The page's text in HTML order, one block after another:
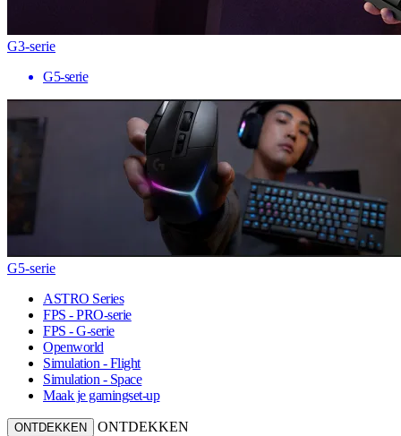
G3-serie
G5-serie
G5-serie
ASTRO Series
FPS - PRO-serie
FPS - G-serie
Openworld
Simulation - Flight
Simulation - Space
Maak je gamingset-up
ONTDEKKEN ONTDEKKEN